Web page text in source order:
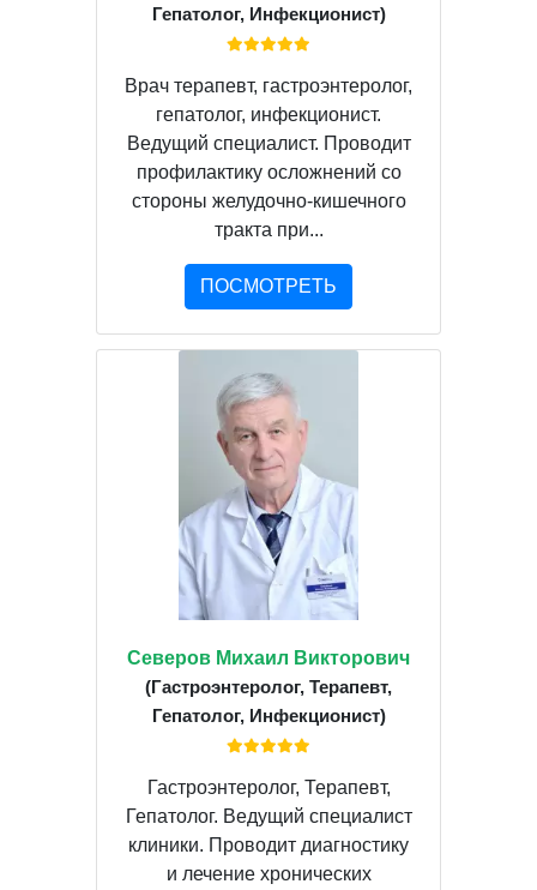
Гепатолог, Инфекционист)
Врач терапевт, гастроэнтеролог,
гепатолог, инфекционист.
Ведущий специалист. Проводит
профилактику осложнений со
стороны желудочно-кишечного
тракта при...
ПОСМОТРЕТЬ
Северов Михаил Викторович
(Гастроэнтеролог, Терапевт,
Гепатолог, Инфекционист)
Гастроэнтеролог, Терапевт,
Гепатолог. Ведущий специалист
клиники. Проводит диагностику
и лечение хронических